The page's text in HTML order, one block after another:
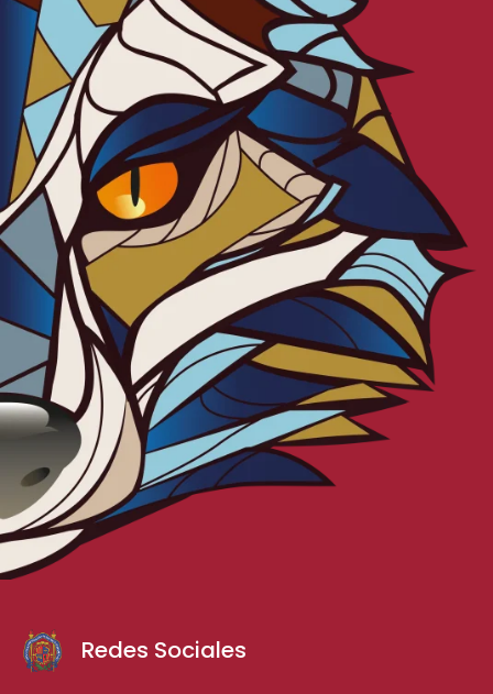
Redes Sociales